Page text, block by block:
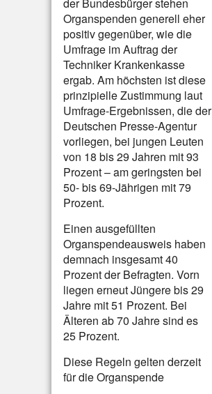
Organspenden generell eher
positiv gegenüber, wie die
Umfrage im Auftrag der
Techniker Krankenkasse
ergab. Am höchsten ist diese
prinzipielle Zustimmung laut
Umfrage-Ergebnissen, die der
Deutschen Presse-Agentur
vorliegen, bei jungen Leuten
von 18 bis 29 Jahren mit 93
Prozent – am geringsten bei
50- bis 69-Jährigen mit 79
Prozent.
Einen ausgefüllten
Organspendeausweis haben
demnach insgesamt 40
Prozent der Befragten. Vorn
liegen erneut Jüngere bis 29
Jahre mit 51 Prozent. Bei
Älteren ab 70 Jahre sind es
25 Prozent.
Diese Regeln gelten derzeit
für die Organspende